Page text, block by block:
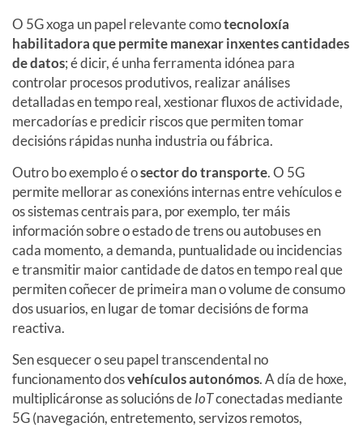
O 5G xoga un papel relevante comotecnoloxía
habilitadora que permite manexar inxentes cantidades
de datos; é dicir, é unha ferramenta idónea para
controlar procesos produtivos, realizar análises
detalladas en tempo real, xestionar fluxos de actividade,
mercadorías e predicir riscos que permiten tomar
decisións rápidas nunha industria ou fábrica.
Outro bo exemplo é osector do transporte. O 5G
permite mellorar as conexións internas entre vehículos e
os sistemas centrais para, por exemplo, ter máis
información sobre o estado de trens ou autobuses en
cada momento, a demanda, puntualidade ou incidencias
e transmitir maior cantidade de datos en tempo real que
permiten coñecer de primeira man o volume de consumo
dos usuarios, en lugar de tomar decisións de forma
reactiva.
Sen esquecer o seu papel transcendental no
funcionamento dosvehículos autonómos. A día de hoxe,
multiplicáronse as solucións deIoTconectadas mediante
5G (navegación, entretemento, servizos remotos,